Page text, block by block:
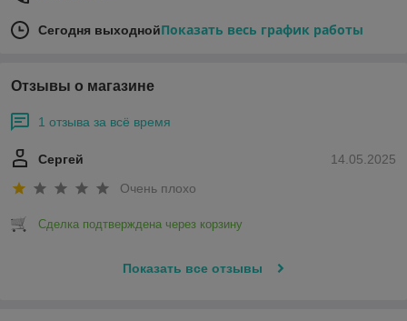
Сегодня выходнойПоказать весь график работы
Отзывы о магазине
1 отзыва за всё время
14.05.2025
Сергей
Очень плохо
Сделка подтверждена через корзину
Показать все отзывы